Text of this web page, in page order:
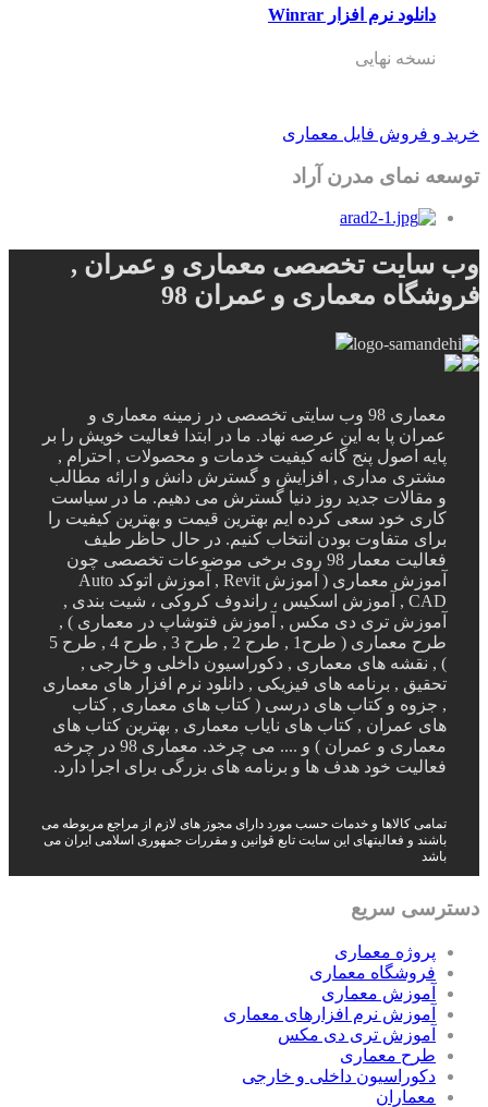
دانلود نرم افزار Winrar
نسخه نهایی
خرید و فروش فایل معماری
توسعه نمای مدرن آراد
وب سایت تخصصی معماری و عمران ,
فروشگاه معماری و عمران 98
معماری 98 وب سایتی تخصصی در زمینه معماری و
عمران پا به این عرصه نهاد. ما در ابتدا فعالیت خویش را بر
پایه اصول پنج گانه کیفیت خدمات و محصولات , احترام ,
مشتری مداری , افزایش و گسترش دانش و ارائه مطالب
و مقالات جدید روز دنیا گسترش می دهیم. ما در سیاست
کاری خود سعی کرده ایم بهترین قیمت و بهترین کیفیت را
برای متفاوت بودن انتخاب کنیم. در حال حاظر طیف
فعالیت معمار 98 روی برخی موضوعات تخصصی چون
آموزش معماری ( آموزش Revit , آموزش اتوکد Auto
CAD , آموزش اسکیس ، راندوف کروکی ، شیت بندی ,
آموزش تری دی مکس , آموزش فتوشاپ در معماری ) ,
طرح معماری ( طرح1 , طرح 2 , طرح 3 , طرح 4 , طرح 5
) , نقشه های معماری , دکوراسیون داخلی و خارجی ,
تحقیق , برنامه های فیزیکی , دانلود نرم افزار های معماری
, جزوه و کتاب های درسی ( کتاب های معماری , کتاب
های عمران , کتاب های نایاب معماری , بهترین کتاب های
معماری و عمران ) و .... می چرخد. معماری 98 در چرخه
فعالیت خود هدف ها و برنامه های بزرگی برای اجرا دارد.
تمامی کالاها و خدمات حسب مورد دارای مجوز های لازم از مراجع مربوطه می
باشند و فعالیتهای این سایت تابع قوانین و مقررات جمهوری اسلامی ایران می
باشد
دسترسی سریع
پروژه معماری
فروشگاه معماری
آموزش معماری
آموزش نرم افزارهای معماری
آموزش تری دی مکس
طرح معماری
دکوراسیون داخلی و خارجی
معماران